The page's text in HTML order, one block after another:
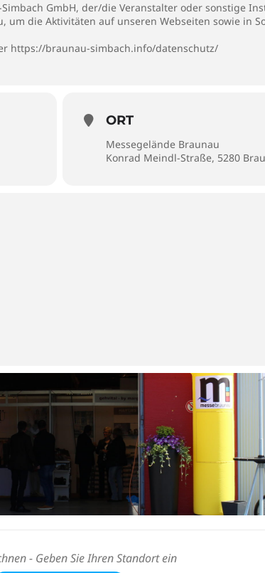
GmbH, der/die Veranstalter oder sonstige
um die Aktivitäten auf unseren Webseiten sowie in
https://braunau-simbach.info/datenschutz/
ORT
Messegelände Braunau
Konrad Meindl-Straße, 5280